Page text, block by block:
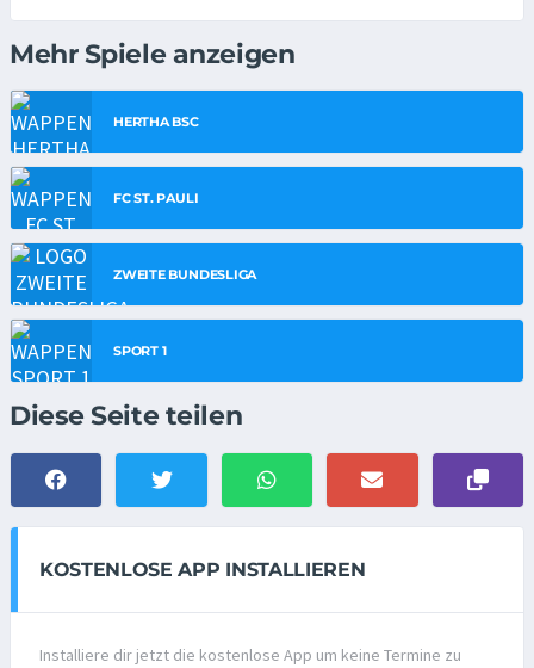
Mehr Spiele anzeigen
HERTHA BSC
FC ST. PAULI
ZWEITE BUNDESLIGA
SPORT 1
Diese Seite teilen
KOSTENLOSE APP INSTALLIEREN
Installiere dir jetzt die kostenlose App um keine Termine zu